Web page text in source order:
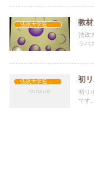
法政大学通信制 教
法政
ラバ
法政大学通信制 初
初リ
です